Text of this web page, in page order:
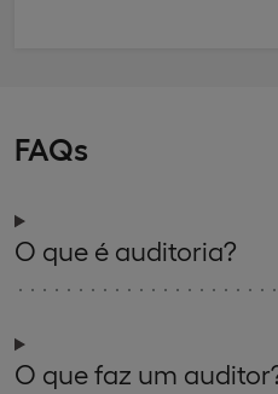
FAQs
O que é auditoria?
O que faz um